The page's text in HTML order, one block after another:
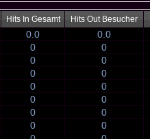
Hits In Gesamt Hits Out Besucher
0.0 0.0
0 0
0 0
0 0
0 0
0 0
0 0
0 0